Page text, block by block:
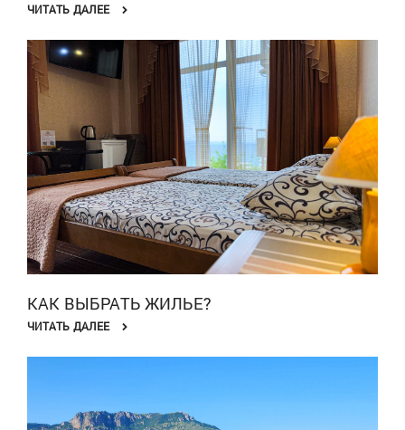
ЧИТАТЬ ДАЛЕЕ
КАК ВЫБРАТЬ ЖИЛЬЕ?
ЧИТАТЬ ДАЛЕЕ